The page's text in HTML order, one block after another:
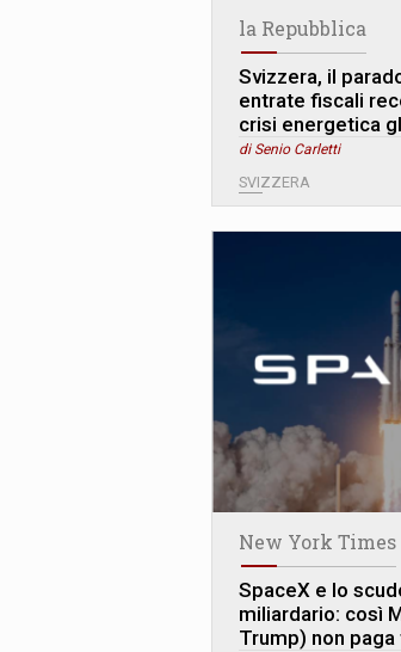
la Repubblica
Svizzera, il
entrate fiscali
crisi energetica
di Senio Carletti
SVIZZERA
New York Times
SpaceX e lo
miliardario: così
Trump) non